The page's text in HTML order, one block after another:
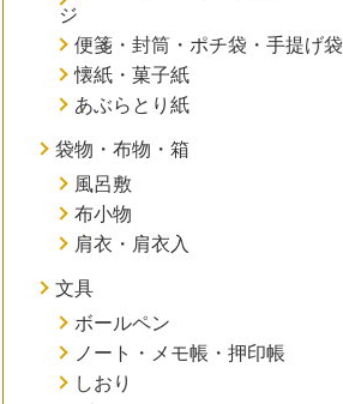
ジ
便箋・封筒・ポチ袋・手提げ袋
懐紙・菓子紙
あぶらとり紙
袋物・布物・箱
風呂敷
布小物
肩衣・肩衣入
文具
ボールペン
ノート・メモ帳・押印帳
しおり